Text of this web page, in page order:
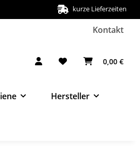
kurze Lieferzeiten
Kontakt
0,00 €
Hersteller